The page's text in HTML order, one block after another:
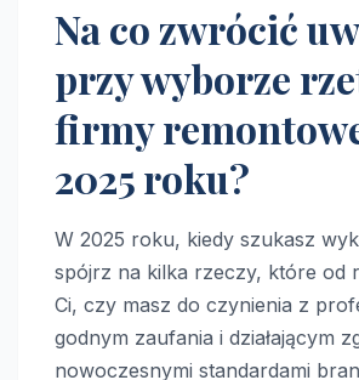
Na co zwrócić
przy wyborze
firmy
2025 roku?
W 2025 roku, kiedy szukasz
spójrz na kilka rzeczy, które od
Ci, czy masz do czynienia z
godnym zaufania i działającym
nowoczesnymi standardami